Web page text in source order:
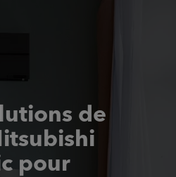
de
pour